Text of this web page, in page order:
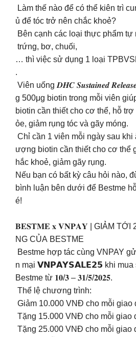
Làm thế nào để có thể kiên trì
ủ để tóc trở nên chắc khoẻ?
Bên cạnh các loại thực phẩm
trứng, bơ, chuối,
… thì việc sử dụng 1 loại
.
Viên uống 𝑫𝑯𝑪 𝑺𝒖𝒔𝒕𝒂𝒊𝒏𝒆𝒅
g 500μg biotin trong mỗi viên
biotin cần thiết cho cơ thể, hỗ
ỏe, giảm rụng tóc và gãy móng.
Chỉ cần 1 viên mỗi ngày sau khi
ượng biotin cần thiết cho cơ thể
hắc khoẻ, giảm gãy rụng.
Nếu bạn có bất kỳ câu hỏi nào,
bình luận bên dưới để Bestme
é! ️
𝐁𝐄𝐒𝐓𝐌𝐄 𝐱 𝐕𝐍𝐏𝐀𝐘 | GIẢM TỚI
NG CỦA BESTME
Bestme hợp tác cùng VNPAY
n mại 𝗩𝗡𝗣𝗔𝗬𝗦𝗔𝗟𝗘𝟮𝟱 khi mua
Bestme từ 𝟏𝟎/𝟑 – 𝟑𝟏/𝟓/𝟐𝟎𝟐𝟓.
️ Thể lệ chương trình:
Giảm 10.000 VNĐ cho mỗi
Tặng 15.000 VNĐ cho mỗi giao
Tặng 25.000 VNĐ cho mỗi giao